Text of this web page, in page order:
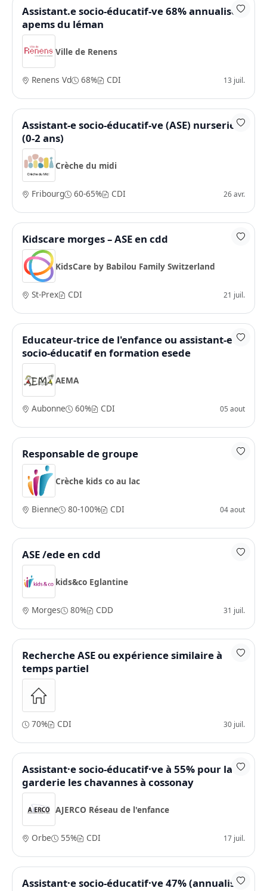
Assistant.e socio-éducatif-ve 68% annualisé -
apems du léman
Ville de Renens
Renens Vd 68% CDI 13 juil.
Assistant-e socio-éducatif-ve (ASE) nurserie
(0-2 ans)
Crèche du midi
Fribourg 60-65% CDI 26 avr.
Kidscare morges – ASE en cdd
KidsCare by Babilou Family Switzerland
St-Prex CDI 21 juil.
Educateur-trice de l'enfance ou assistant-e
socio-éducatif en formation esede
AEMA
Aubonne 60% CDI 05 aout
Responsable de groupe
Crèche kids co au lac
Bienne 80-100% CDI 04 aout
ASE /ede en cdd
kids&co Eglantine
Morges 80% CDD 31 juil.
Recherche ASE ou expérience similaire à
temps partiel
70% CDI 30 juil.
Assistant·e socio-éducatif·ve à 55% pour la
garderie les chavannes à cossonay
AJERCO Réseau de l'enfance
Orbe 55% CDI 17 juil.
Assistant·e socio-éducatif·ve 47% (annualisé